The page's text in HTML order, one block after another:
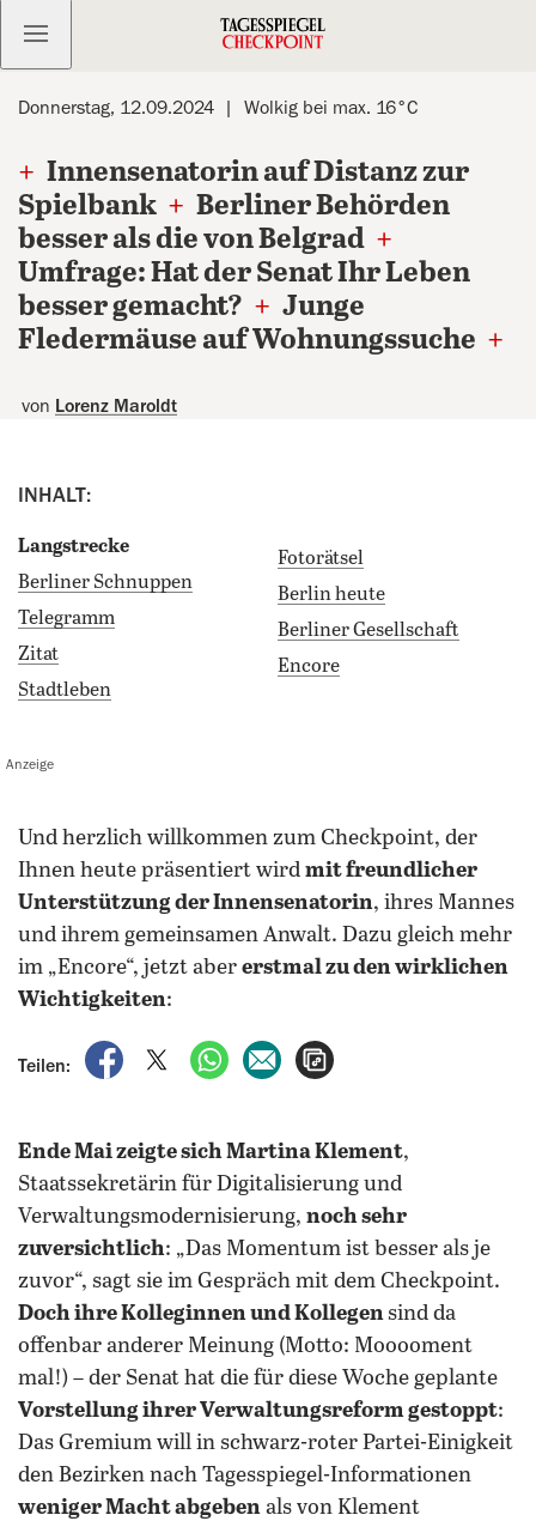
Kostenlos anmelden
Donnerstag, 12.09.2024 Wolkig bei max. 16°C
+ Innensenatorin auf Distanz zur
Spielbank + Berliner Behörden
besser als die von Belgrad +
Umfrage: Hat der Senat Ihr Leben
besser gemacht? + Junge
Fledermäuse auf Wohnungssuche +
von Lorenz Maroldt
INHALT:
Langstrecke
Berliner Schnuppen
Telegramm
Zitat
Stadtleben
Fotorätsel
Berlin heute
Berliner Gesellschaft
Encore
Anzeige
und herzlich willkommen zum Checkpoint, der
Ihnen heute präsentiert wird mit freundlicher
Unterstützung der Innensenatorin, ihres Mannes
und ihrem gemeinsamen Anwalt. Dazu gleich mehr
im „Encore“, jetzt aber erstmal zu den wirklichen
Wichtigkeiten:
Teilen:
auf Facebook teilen
auf X teilenper WhatsApp teilen
per E-Mail teilen
Ende Mai zeigte sich Martina Klement,
Staatssekretärin für Digitalisierung und
Verwaltungsmodernisierung, noch sehr
zuversichtlich: „Das Momentum ist besser als je
zuvor“, sagt sie im Gespräch mit dem Checkpoint.
Doch ihre Kolleginnen und Kollegensind da
offenbar anderer Meinung (Motto: Mooooment
mal!) – der Senat hat die für diese Woche geplante
Vorstellung ihrer Verwaltungsreform gestoppt:
Das Gremium will in schwarz-roter Partei-Einigkeit
den Bezirken nach Tagesspiegel-Informationen
weniger Macht abgeben als von Klement